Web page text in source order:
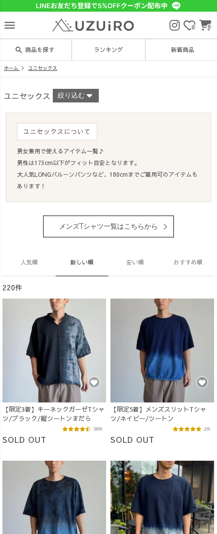
menu 0 0
search 商品を探す ランキング 新着商品
ホーム ユニセックス
ユニセックス 絞り込む
ユニセックスについて
男女兼用で使えるアイテム一覧♪
男性は173cm以下がフィット目安となります。
大人気LONGバルーンパンツなど、180cmまでご着用可のアイテムも
あります！
メンズTシャツ一覧はこちらから
人気順 新しい順 安い順 おすすめ順
220件
【限定3着】キーネックガーゼTシャ
ツ/ブラック/縦ツートンまだら
SOLD OUT
38件
【限定5着】メンズスリットTシャ
ツ/ネイビー/ツートン
SOLD OUT
2件